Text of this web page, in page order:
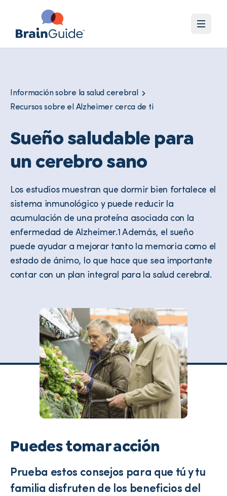
Información sobre la salud cerebral
Recursos sobre el Alzheimer cerca de ti
Sueño saludable para
un cerebro sano
Los estudios muestran que dormir bien fortalece el
sistema inmunológico y puede reducir la
acumulación de una proteína asociada con la
enfermedad de Alzheimer.1 Además, el sueño
puede ayudar a mejorar tanto la memoria como el
estado de ánimo, lo que hace que sea importante
contar con un plan integral para la salud cerebral.
Puedes tomar acción
Prueba estos consejos para que tú y tu
familia disfruten de los beneficios del